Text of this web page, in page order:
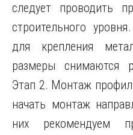
следует проводить
строительного
для крепления
размеры снимаются
Этап 2. Монтаж
начать монтаж
них рекомендуем